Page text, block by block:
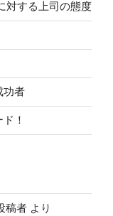
対する上司の態度
功者
！
稿者 より